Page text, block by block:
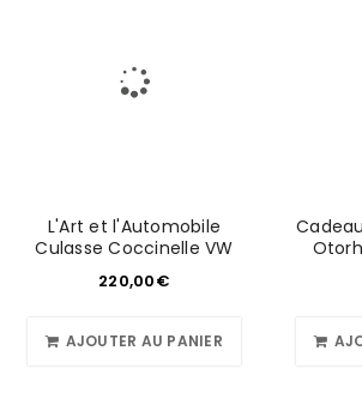
L'Art et l'Automobile
Culasse Coccinelle VW
220,00€
AJOUTER AU PANIER